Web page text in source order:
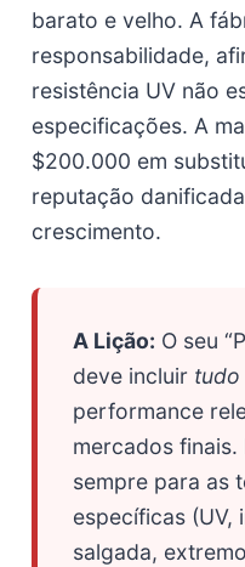
barato e velho. A
responsabilidade,
resistência UV não
especificações. A
$200.000 em
reputação
crescimento.
A Lição: O seu
deve incluir tudo
performance
mercados finais.
sempre para as
específicas (UV,
salgada,